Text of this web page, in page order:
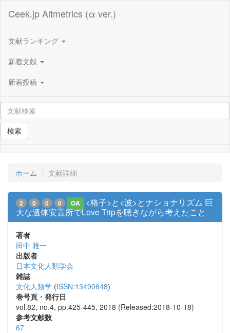
Ceek.jp Altmetrics (α ver.)
文献ランキング
新着文献
新着投稿
検索
ホーム 文献詳細
2 0 0 0 OA
<格子>と<波>とナショナリズム 巨
大な遺体安置所でLove Tripを聴きながら考えたこと
著者
田中 雅一
出版者
日本文化人類学会
雑誌
文化人類学 (ISSN:13490648)
巻号頁・発行日
vol.82, no.4, pp.425-445, 2018 (Released:2018-10-18)
参考文献数
67